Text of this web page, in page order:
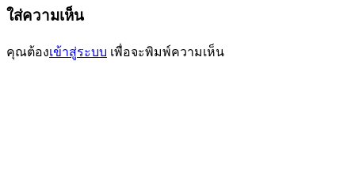
นำทาง
เรื่อง
ใส่ความเห็น
คุณต้องเข้าสู่ระบบ เพื่อจะพิมพ์ความเห็น